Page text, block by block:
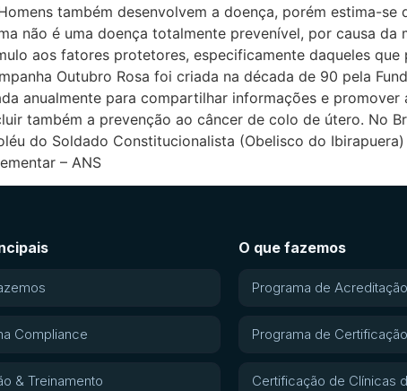
também desenvolvem a doença, porém estima-se
não é uma doença totalmente prevenível, por causa
aos fatores protetores, especificamente daqueles
Outubro Rosa foi criada na década de 90 pela
anualmente para compartilhar informações e
também a prevenção ao câncer de colo de útero. No
do Soldado Constitucionalista (Obelisco do
– ANS
Compliance
& Treinamento
O que fazemos
Programa de
Programa de
Certificação de Clínicas